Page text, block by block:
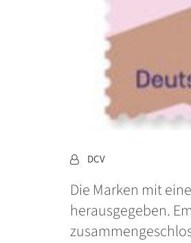
Von:DCV
Die Marken mit
herausgegeben.